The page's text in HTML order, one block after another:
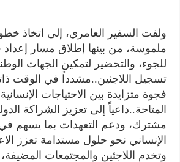
ولفت السفير العامري، إلى اتخاذ
ملموسة، من بينها إطلاق مسار
للجوء، والتحضير لتمكين الجهات
تسجيل اللاجئين..مشدداً في الوقت
فجوة متزايدة بين الاحتياجات
المتاحة..داعياً إلى تعزيز الشراكة
مشترك، ودعم التعهدات بما يسهم
الإنساني نحو حلول مستدامة تعزز
وتخدم اللاجئين والمجتمعات